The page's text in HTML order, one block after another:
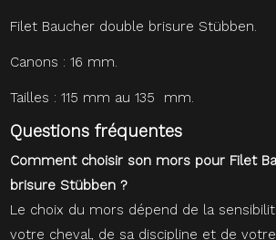
Filet Baucher double brisure Stübben.
Canons : 16 mm.
Tailles : 115 mm au 135 mm.
Questions fréquentes
Comment choisir son mors pour Filet
brisure Stübben ?
Le choix du mors dépend de la
votre cheval, de sa discipline et de